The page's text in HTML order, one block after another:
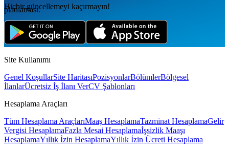
planlaması.
Hiçbir güncellemeyi kaçırmayın!
Site Kullanımı
Genel KoşullarSite HaritasıPozisyonlarBölümlerBölgesel
İlanlarÜcretsiz İş İlanı VerCV Şablonları
Hesaplama Araçları
Tüm Hesaplama AraçlarıMaaş HesaplamaTazminat HesaplamaGelir
Vergisi HesaplamaFazla Mesai Hesaplamaİşsizlik Maaşı
HesaplamaYıllık İzin HesaplamaYıllık İzin Ücreti Hesaplama